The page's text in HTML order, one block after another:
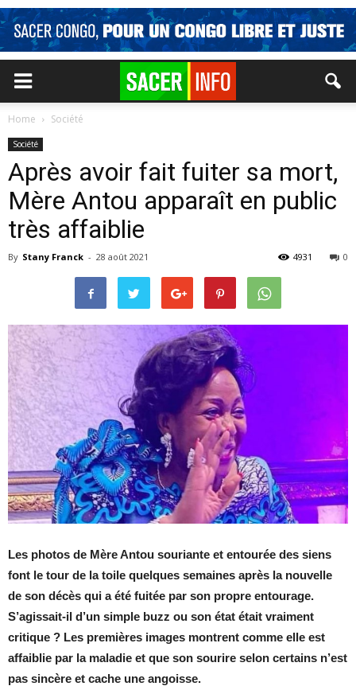
Home Société
Société
Après avoir fait fuiter sa mort,
Mère Antou apparaît en public
très affaiblie
By Stany Franck - 28 août 2021 0
4931
Les photos de Mère Antou souriante et entourée des siens
font le tour de la toile quelques semaines après la nouvelle
de son décès qui a été fuitée par son propre entourage.
S’agissait-il d’un simple buzz ou son état était vraiment
critique ? Les premières images montrent comme elle est
affaiblie par la maladie et que son sourire selon certains n’est
pas sincère et cache une angoisse.